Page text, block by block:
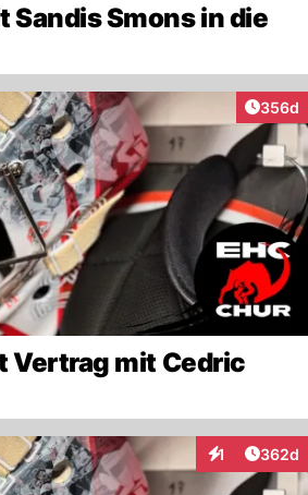
Sandis Smons in die
356d
Vertrag mit Cedric
1
Interaktionen
362d